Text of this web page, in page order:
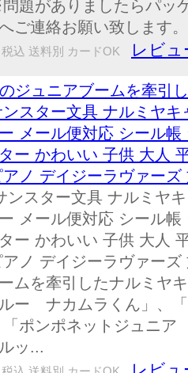
題がありましたらパッ
ご連絡お願い致します。
税込 送料別 カードOK レビュ
ジュニアブームを牽引
スター文具 ナルミヤ
メール便対応 シール
ー かわいい 子供 大人
アノ デイジーラヴァー
ンスター文具 ナルミヤ
メール便対応 シール
ー かわいい 子供 大人
アノ デイジーラヴァー
ムを牽引したナルミヤ
ー ナカムラくん」、
「ポンポネットジュニ
ッ...